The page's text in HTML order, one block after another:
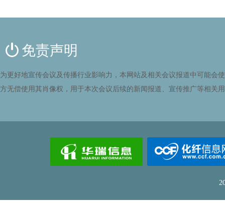
免责声明
为更好地宣传会议及传播行业影响力，本网站及相关会议报道中可能会
方无偿使用其肖像权，用于本次会议后续的新闻报道、宣传推广等相关